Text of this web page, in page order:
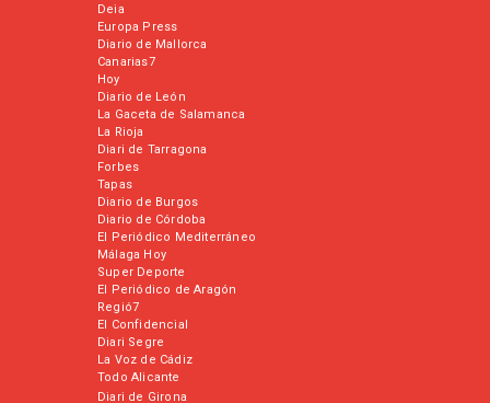
Deia
Europa Press
Diario de Mallorca
Canarias7
Hoy
Diario de León
La Gaceta de Salamanca
La Rioja
Diari de Tarragona
Forbes
Tapas
Diario de Burgos
Diario de Córdoba
El Periódico Mediterráneo
Málaga Hoy
Super Deporte
El Periódico de Aragón
Regió7
El Confidencial
Diari Segre
La Voz de Cádiz
Todo Alicante
Diari de Girona